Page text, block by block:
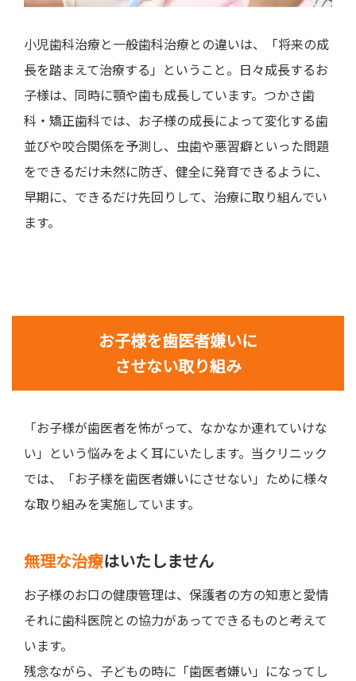
小児歯科治療と一般歯科治療との違いは、「将来の成
長を踏まえて治療する」ということ。日々成長するお
子様は、同時に顎や歯も成長しています。つかさ歯
科・矯正歯科では、お子様の成長によって変化する歯
並びや咬合関係を予測し、虫歯や悪習癖といった問題
をできるだけ未然に防ぎ、健全に発育できるように、
早期に、できるだけ先回りして、治療に取り組んでい
ます。
お子様を歯医者嫌いに
させない取り組み
「お子様が歯医者を怖がって、なかなか連れていけな
い」という悩みをよく耳にいたします。当クリニック
では、「お子様を歯医者嫌いにさせない」ために様々
な取り組みを実施しています。
無理な治療はいたしません
お子様のお口の健康管理は、保護者の方の知恵と愛情
それに歯科医院との協力があってできるものと考えて
います。
残念ながら、子どもの時に「歯医者嫌い」になってし